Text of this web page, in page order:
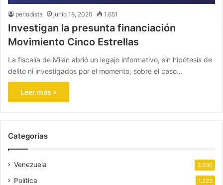
periodista junio 18, 2020 1.651
Investigan la presunta financiación
Movimiento Cinco Estrellas
La fiscalía de Milán abrió un legajo informativo, sin hipótesis de
delito ni investigados por el momento, sobre el caso…
Leer más »
Categorias
Venezuela 3.630
Política 1.222